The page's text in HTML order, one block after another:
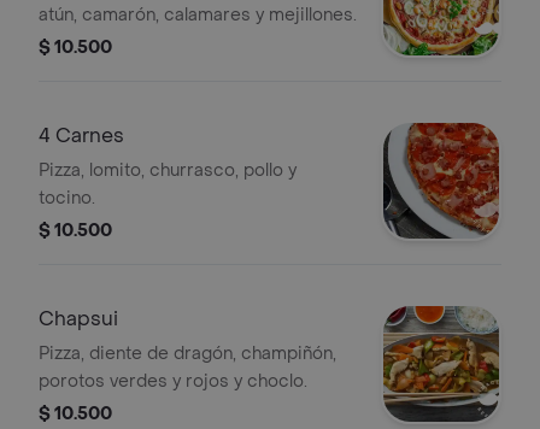
atún, camarón, calamares y mejillones.
$ 10.500
4 Carnes
Pizza, lomito, churrasco, pollo y
tocino.
$ 10.500
Chapsui
Pizza, diente de dragón, champiñón,
porotos verdes y rojos y choclo.
$ 10.500